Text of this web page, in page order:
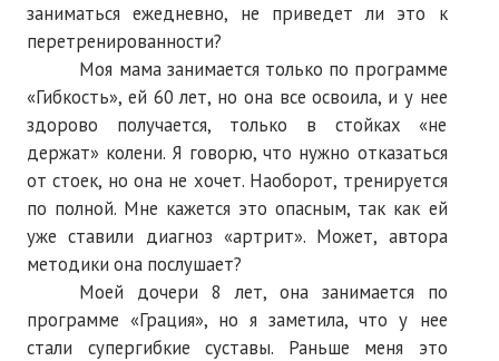
2025 г.
№ 10
№ 11
№ 12
№ 2
№ 4
заниматься ежедневно, не приведет ли это к
перетренированности?
Моя мама занимается только по программе
«Гибкость», ей 60 лет, но она все освоила, и у нее
здорово получается, только в стойках «не
держат» колени. Я говорю, что нужно отказаться
от стоек, но она не хочет. Наоборот, тренируется
по полной. Мне кажется это опасным, так как ей
уже ставили диагноз «артрит». Может, автора
методики она послушает?
Моей дочери 8 лет, она занимается по
программе «Грация», но я заметила, что у нее
стали супергибкие суставы. Раньше меня это